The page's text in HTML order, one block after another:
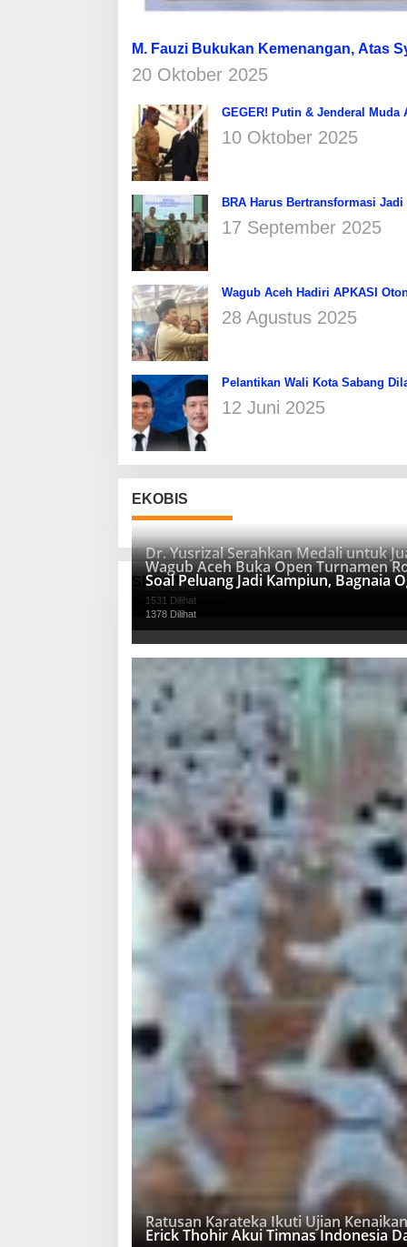
M. Fauzi Bukukan Kemenangan, Atas
20 Oktober 2025
GEGER! Putin & Jenderal
10 Oktober 2025
BRA Harus Bertransformasi
17 September 2025
Wagub Aceh Hadiri APKASI
28 Agustus 2025
Pelantikan Wali Kota Sabang
12 Juni 2025
EKOBIS
SPORT
Dr. Yusrizal Serahkan Medali untuk
1542 Dilihat
Wagub Aceh Buka Open Turnamen
1531 Dilihat
Soal Peluang Jadi Kampiun, Bagnaia
1378 Dilihat
Ratusan Karateka Ikuti Ujian
Erick Thohir Akui Timnas Indonesia